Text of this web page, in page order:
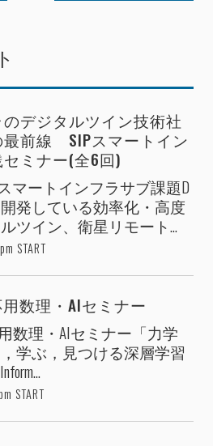
デジタルツイン技術社
最前線 SIPスマートイン
ミナー(全6回)
マートインフラサブ課題D
発している効率化・高度
ツイン、衛星リモート...
START
数理・AIセミナー
数理・AIセミナー「力学
学ぶ，見つける深層学習
START